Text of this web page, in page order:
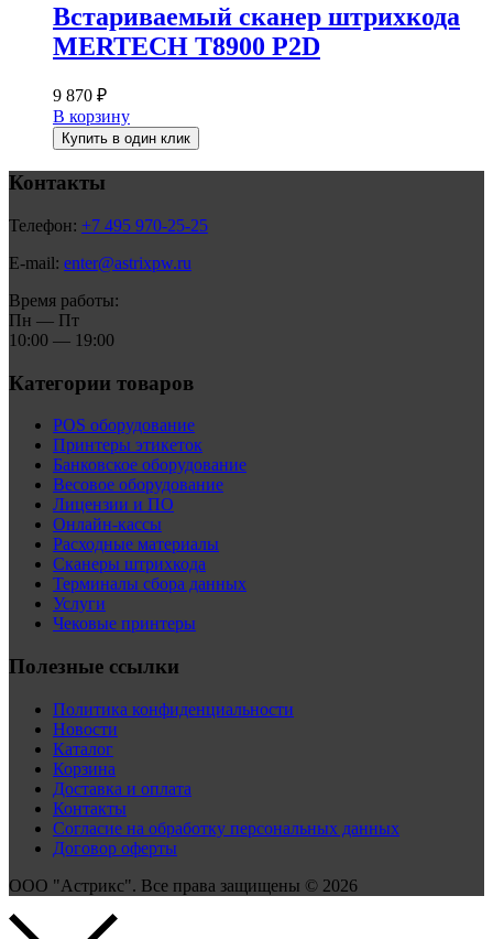
Встариваемый сканер штрихкода
MERTECH T8900 P2D
9 870 ₽
В корзину
Купить в один клик
Контакты
Телефон: +7 495 970-25-25
E-mail: enter@astrixpw.ru
Время работы:
Пн — Пт
10:00 — 19:00
Категории товаров
POS оборудование
Принтеры этикеток
Банковское оборудование
Весовое оборудование
Лицензии и ПО
Онлайн-кассы
Расходные материалы
Сканеры штрихкода
Терминалы сбора данных
Услуги
Чековые принтеры
Полезные ссылки
Политика конфиденциальности
Новости
Каталог
Корзина
Доставка и оплата
Контакты
Согласие на обработку персональных данных
Договор оферты
ООО "Астрикс". Все права защищены © 2026